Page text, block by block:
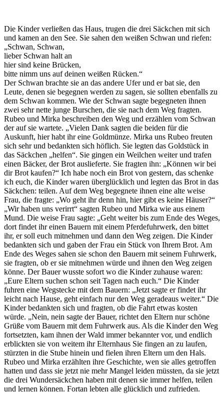
Die Kinder verließen das Haus, trugen die drei Säckchen mit sich
und kamen an den See. Sie sahen den weißen Schwan und riefen:
„Schwan, Schwan,
lieber Schwan halt an
hier sind keine Brücken,
bitte nimm uns auf deinen weißen Rücken.“
Der Schwan brachte sie an das andere Ufer und er bat sie, den
Leute, denen sie begegnen werden zu sagen, sie sollten ebenfalls zu
dem Schwan kommen. Wie der Schwan sagte begegneten ihnen
zwei sehr nette junge Burschen, die sie nach dem Weg fragten.
Rubeo und Mirka beschreiben den Weg und erzählen vom Schwan
der auf sie wartete. „Vielen Dank sagten die beiden für die
Auskunft, hier habt ihr eine Goldmünze. Mirka uns Rubeo freuten
sich sehr und bedankten sich höflich. Sie legten das Goldstück in
das Säckchen „helfen“. Sie gingen ein Weilchen weiter und trafen
einen Bäcker, der Brot auslieferte. Sie fragten ihn: „Können wir bei
dir Brot kaufen?“ Ich habe noch ein Brot von gestern, das schenke
ich euch, die Kinder waren überglücklich und legten das Brot in das
Säckchen: teilen. Auf dem Weg begegnete ihnen eine alte weise
Frau, die fragte: „Wo geht ihr denn hin, hier gibt es keine Häuser?“
„Wir haben uns verirrt“ sagten Rubeo und Mirka wie aus einem
Mund. Die weise Frau sagte: „Geht weiter bis zum Ende des Weges,
dort findet ihr einen Bauern mit einem Pferdefuhrwerk, den bittet
ihr, er soll euch mitnehmen und dann den Weg zeigen. Die Kinder
bedankten sich und gaben der Frau ein Stück von Ihrem Brot. Am
Ende des Weges sahen sie schon den Bauern mit seinem Fuhrwerk,
sie fragten, ob er sie mitnehmen würde und ihnen den Weg zeigen
könne. Der Bauer wusste sofort wo die Kinder zuhause waren:
„Eure Eltern suchen schon seit Tagen nach euch.“ Die Kinder
fuhren eine Wegstecke mit dem Bauern: „Jetzt sagte er findet ihr
leicht nach Hause, geht einfach nur den Weg geradeaus weiter.“ Die
Kinder bedankten sich und fragten, ob die Fahrt etwas kosten
würde. „Nein, nein sagte der Bauer, richtet den Eltern nur schöne
Grüße vom Bauern mit dem Fuhrwerk aus. Als die Kinder den Weg
fortsetzten, kam ihnen der Wald immer bekannter vor, und endlich
erblickten sie von weitem ihr Elternhaus Sie fingen an zu laufen,
stürzten in die Stube hinein und fielen ihren Eltern um den Hals.
Rubeo und Mirka erzählten ihre Geschichte, wen sie alles getroffen
hatten und dass sie jetzt nie mehr Mangel leiden müssten, da sie jetzt
die drei Wundersäckchen haben mit denen sie immer helfen, teilen
und lernen können. Fortan lebten alle glücklich und zufrieden.